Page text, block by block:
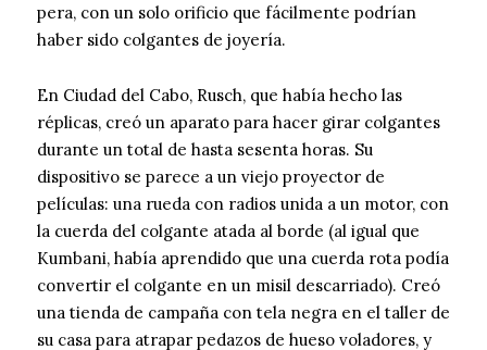
pera, con un solo orificio que fácilmente podrían
haber sido colgantes de joyería.
En Ciudad del Cabo, Rusch, que había hecho las
réplicas, creó un aparato para hacer girar colgantes
durante un total de hasta sesenta horas. Su
dispositivo se parece a un viejo proyector de
películas: una rueda con radios unida a un motor, con
la cuerda del colgante atada al borde (al igual que
Kumbani, había aprendido que una cuerda rota podía
convertir el colgante en un misil descarriado). Creó
una tienda de campaña con tela negra en el taller de
su casa para atrapar pedazos de hueso voladores, y